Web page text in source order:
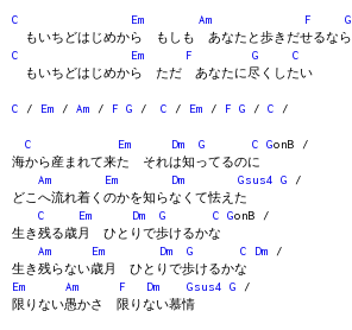
C Em Am F
G
もいちどはじめから もしも あなたと歩きだせるなら
C
Em F G
C
もいちどはじめから ただ あなたに尽くしたい
C / Em / Am / F G / C / Em / F G / C /
C Em Dm G C GonB /
海から産まれて来た それは知ってるのに
Am
Em Dm Gsus4 G /
どこへ流れ着くのかを知らなくて怯えた
C
Em Dm G C GonB /
生き残る歳月 ひとりで歩けるかな
Am
Em Dm G C Dm /
生き残らない歳月 ひとりで歩けるかな
Em
Am F Dm Gsus4 G /
限りない愚かさ 限りない慕情